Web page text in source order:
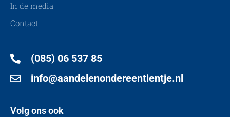
In de media
Contact
(085) 06 537 85
info@aandelenondereentientje.nl
Volg ons ook